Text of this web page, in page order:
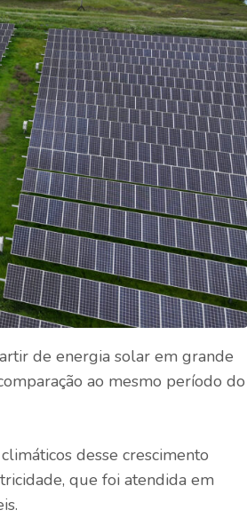
de energia solar em grande
ao mesmo período do
desse crescimento
que foi atendida em